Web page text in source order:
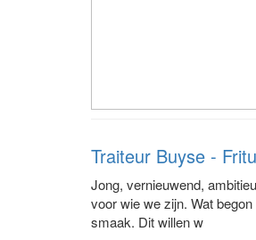
Traiteur Buyse -
Jong, vernieuwend,
voor wie we zijn. Wat
smaak. Dit willen w